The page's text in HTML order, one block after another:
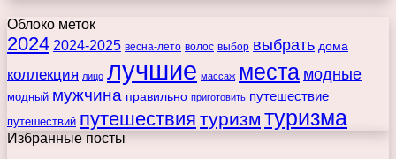
Облоко меток
2024 2024-2025 весна-лето волос выбор выбрать дома
коллекция лицо лучшие массаж места модные
модный мужчина правильно приготовить путешествие
путешествий путешествия туризм туризма
Избранные посты